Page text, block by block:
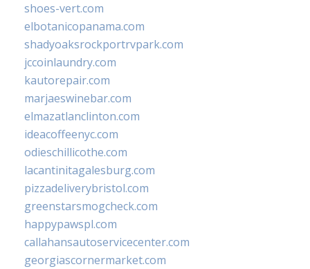
shoes-vert.com
elbotanicopanama.com
shadyoaksrockportrvpark.com
jccoinlaundry.com
kautorepair.com
marjaeswinebar.com
elmazatlanclinton.com
ideacoffeenyc.com
odieschillicothe.com
lacantinitagalesburg.com
pizzadeliverybristol.com
greenstarsmogcheck.com
happypawspl.com
callahansautoservicecenter.com
georgiascornermarket.com